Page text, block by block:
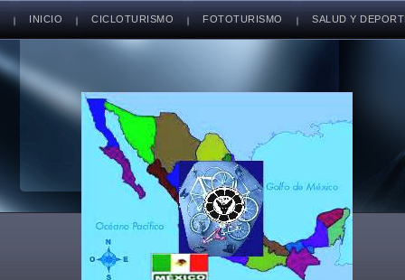
INICIO CICLOTURISMO FOTOTURISMO SALUD Y